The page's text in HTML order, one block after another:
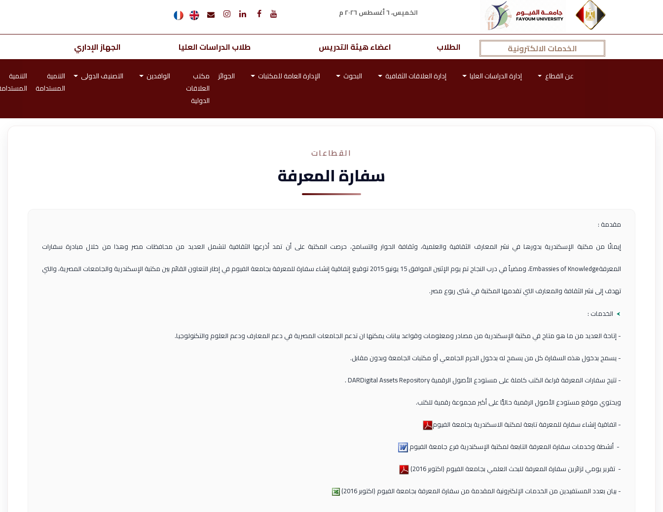
الخميس، ٦ أغسطس ٢٠٢٦ م
الخدمات الالكترونية الطلاب اعضاء هيئة التدريس طلاب الدراسات العليا الجهاز الإداري
عن القطاع إدارة الدراسات العليا إدارة العلاقات الثقافية البحوث الإدارة العامة للمكتبات الجوائز
مكتب
العلاقات
الدولية
الوافدين التصنيف الدولى
التنمية
المستدامة
التنمية
القطاعات
سفارة المعرفة
مقدمة :
إيمانًا من مكتبة الإسكندرية بدورها في نشر المعارف الثقافية والعلمية، وثقافة الحوار والتسامح، حرصت المكتبة على أن تمد أذرعها الثقافية لتشمل العديد من محافظات مصر وهذا من خلال مبادرة سفارات
المعرفةEmbassies of Knowledge، ومضياً في درب النجاح تم يوم الإثنين الموافق 15 يونيو 2015 توقيع إتفاقية إنشاء سفارة للمعرفة بجامعة الفيوم في إطار التعاون القائم بين مكتبة الإسكندرية والجامعات المصرية، والتي
تهدف إلى نشر الثقافة والمعارف التي تقدمها المكتبة في شتى ربوع مصر.
الخدمات :
- إتاحة العديد من ما هو متاح في مكتبة الإسكندرية من مصادر ومعلومات وقواعد بيانات يمكنها ان تدعم الجامعات المصرية في دعم المعارف ودعم العلوم والتكنولوجيا.
- يسمح بدخول هذه السفارة كل من يسمح له بدخول الحرم الجامعي أو مكتبات الجامعة وبدون مقابل.
- تتيح سفارات المعرفة قراءة الكتب كاملة على مستودع الأصول الرقمية DARDigital Assets Repository .
ويحتوي موقع مستودع الأصول الرقمية حاليًّا على أكبر مجموعة رقمية للكتب.
-اتفاقية إنشاء سفارة للمعرفة تابعة لمكتبة الاسكندرية بجامعة الفيوم
- أنشطة وخدمات سفارة المعرفة التابعة لمكتبة الإسكندرية فرع جامعة الفيوم
- تقرير يومي لزائرين سفارة المعرفة للبحث العلمي بجامعة الفيوم (اكتوبر 2016)
- بيان بعدد المستفيدين من الخدمات الإلكترونية المقدمة من سفارة المعرفة بجامعة الفيوم (اكتوبر 2016)